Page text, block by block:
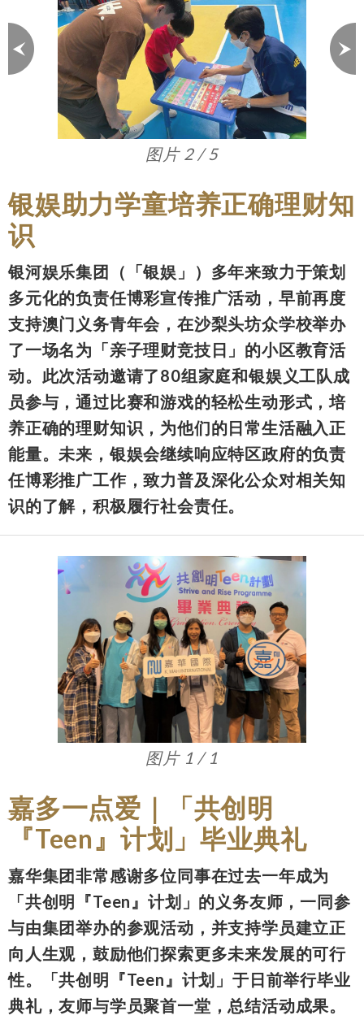
图片 3 / 5
银娱助力学童培养正确理财知
识
银河娱乐集团（「银娱」）多年来致力于策划
多元化的负责任博彩宣传推广活动，早前再度
支持澳门义务青年会，在沙梨头坊众学校举办
了一场名为「亲子理财竞技日」的小区教育活
动。此次活动邀请了80组家庭和银娱义工队成
员参与，通过比赛和游戏的轻松生动形式，培
养正确的理财知识，为他们的日常生活融入正
能量。未来，银娱会继续响应特区政府的负责
任博彩推广工作，致力普及深化公众对相关知
识的了解，积极履行社会责任。
图片 1 / 1
嘉多一点爱｜「共创明
『Teen』计划」毕业典礼
嘉华集团非常感谢多位同事在过去一年成为
「共创明『Teen』计划」的义务友师，一同参
与由集团举办的参观活动，并支持学员建立正
向人生观，鼓励他们探索更多未来发展的可行
性。「共创明『Teen』计划」于日前举行毕业
典礼，友师与学员聚首一堂，总结活动成果。